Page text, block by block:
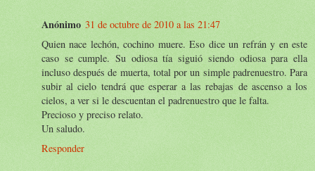
Anónimo 31 de octubre de 2010 a las 21:47
Quien nace lechón, cochino muere. Eso dice un refrán y en este
caso se cumple. Su odiosa tía siguió siendo odiosa para ella
incluso después de muerta, total por un simple padrenuestro. Para
subir al cielo tendrá que esperar a las rebajas de ascenso a los
cielos, a ver si le descuentan el padrenuestro que le falta.
Precioso y preciso relato.
Un saludo.
Responder